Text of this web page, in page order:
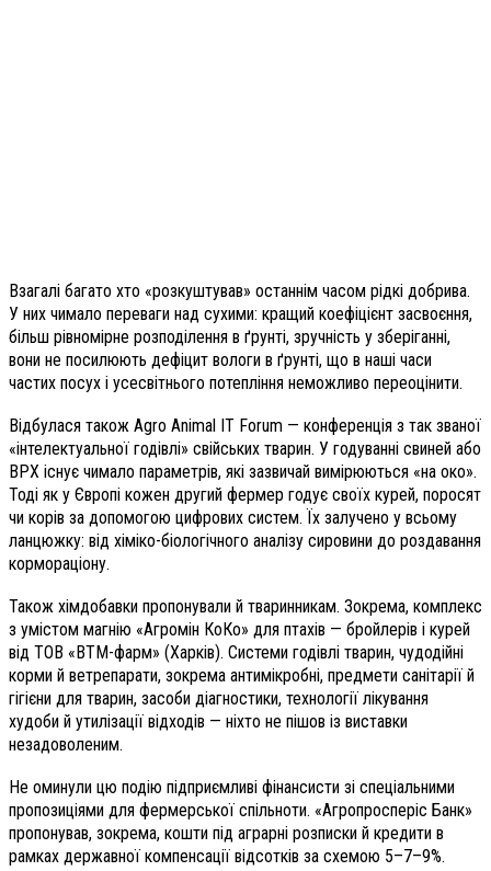
Взагалі багато хто «розкуштував» останнім часом рідкі добрива.
У них чимало переваги над сухими: кращий коефіцієнт засвоєння,
більш рівномірне розподілення в ґрунті, зручність у зберіганні,
вони не посилюють дефіцит вологи в ґрунті, що в наші часи
частих посух і усесвітнього потепління неможливо переоцінити.
Відбулася також Agro Animal IT Forum — конференція з так званої
«інтелектуальної годівлі» свійських тварин. У годуванні свиней або
ВРХ існує чимало параметрів, які зазвичай вимірюються «на око».
Тоді як у Європі кожен другий фермер годує своїх курей, поросят
чи корів за допомогою цифрових систем. Їх залучено у всьому
ланцюжку: від хіміко-біологічного аналізу сировини до роздавання
кормораціону.
Також хімдобавки пропонували й тваринникам. Зокрема, комплекс
з умістом магнію «Агромін КоКо» для птахів — бройлерів і курей
від ТОВ «ВТМ-фарм» (Харків). Системи годівлі тварин, чудодійні
корми й ветрепарати, зокрема антимікробні, предмети санітарії й
гігієни для тварин, засоби діагностики, технології лікування
худоби й утилізації відходів — ніхто не пішов із виставки
незадоволеним.
Не оминули цю подію підприємливі фінансисти зі спеціальними
пропозиціями для фермерської спільноти. «Агропросперіс Банк»
пропонував, зокрема, кошти під аграрні розписки й кредити в
рамках державної компенсації відсотків за схемою 5–7–9%.